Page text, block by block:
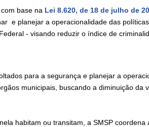
base na Lei 8.620, de 18 de julho de
e planejar a operacionalidade das
- visando reduzir o índice de
para a segurança e planejar a
municipais, buscando a diminuição da
habitam ou transitam, a SMSP coordena